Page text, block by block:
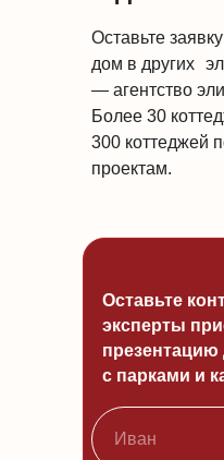
Оставьте
дом в других
— агентство
Более 30
300 коттеджей
проектам.
Оставьте
эксперты
с парками и